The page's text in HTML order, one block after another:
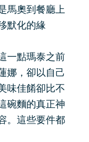
馬奧到餐廳上
默化的緣
一點瑪泰之前
娜，卻以自己
味佳餚卻比不
碗麵的真正神
。這些要件都